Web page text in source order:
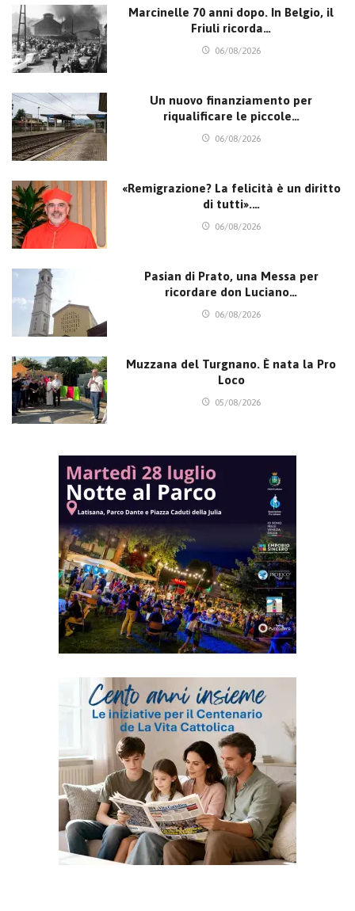
Marcinelle 70 anni dopo. In Belgio, il
Friuli ricorda…
06/08/2026
Un nuovo finanziamento per
riqualificare le piccole…
06/08/2026
«Remigrazione? La felicità è un diritto
di tutti».…
06/08/2026
Pasian di Prato, una Messa per
ricordare don Luciano…
06/08/2026
Muzzana del Turgnano. È nata la Pro
Loco
05/08/2026